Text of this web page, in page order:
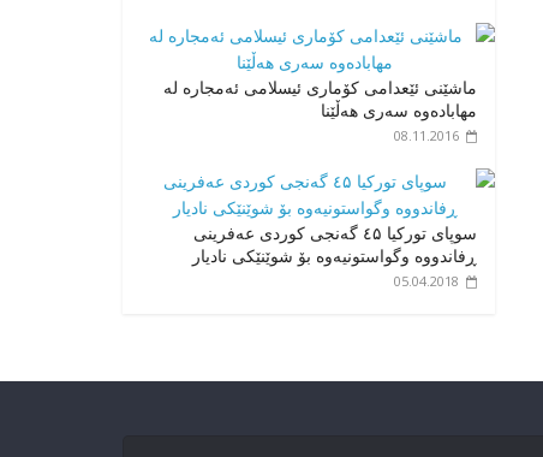
ماشێنی ئێعدامی کۆماری ئیسلامی ئەمجارە لە
مهابادەوە سەری هەڵێنا
08.11.2016
سوپای تورکیا ٤۵ گەنجی کوردی عەفرینی
ڕفاندووە وگواستونیەوە بۆ شوێنێکی نادیار
05.04.2018